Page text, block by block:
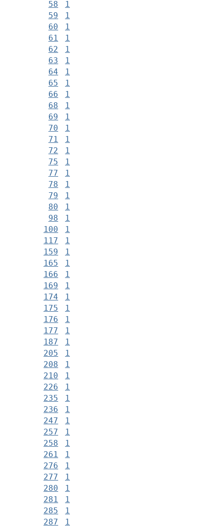
58
1
59
1
60
1
61
1
62
1
63
1
64
1
65
1
66
1
68
1
69
1
70
1
71
1
72
1
75
1
77
1
78
1
79
1
80
1
98
1
100
1
117
1
159
1
165
1
166
1
169
1
174
1
175
1
176
1
177
1
187
1
205
1
208
1
210
1
226
1
235
1
236
1
247
1
257
1
258
1
261
1
276
1
277
1
280
1
281
1
285
1
287
1